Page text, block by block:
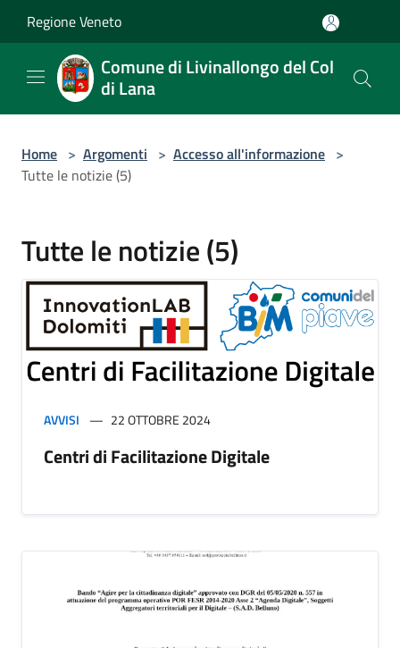
Regione Veneto
Comune di Livinallongo del Col
di Lana
Home > Argomenti > Accesso all'informazione >
Tutte le notizie (5)
Tutte le notizie (5)
AVVISI 22 OTTOBRE 2024
Centri di Facilitazione Digitale